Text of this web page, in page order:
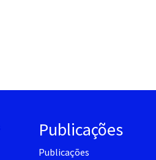
Publicações
Publicações